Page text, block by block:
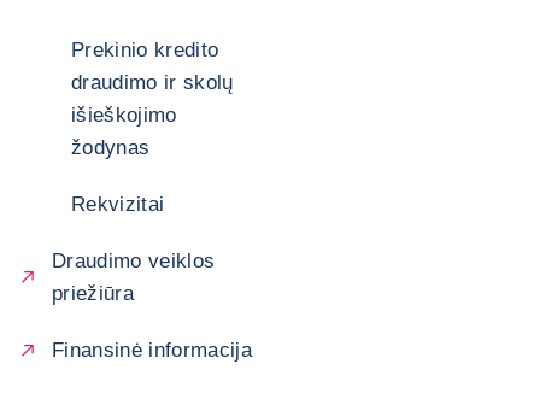
Prekinio kredito
draudimo ir skolų
išieškojimo
žodynas
Rekvizitai
Draudimo veiklos
priežiūra
Finansinė informacija